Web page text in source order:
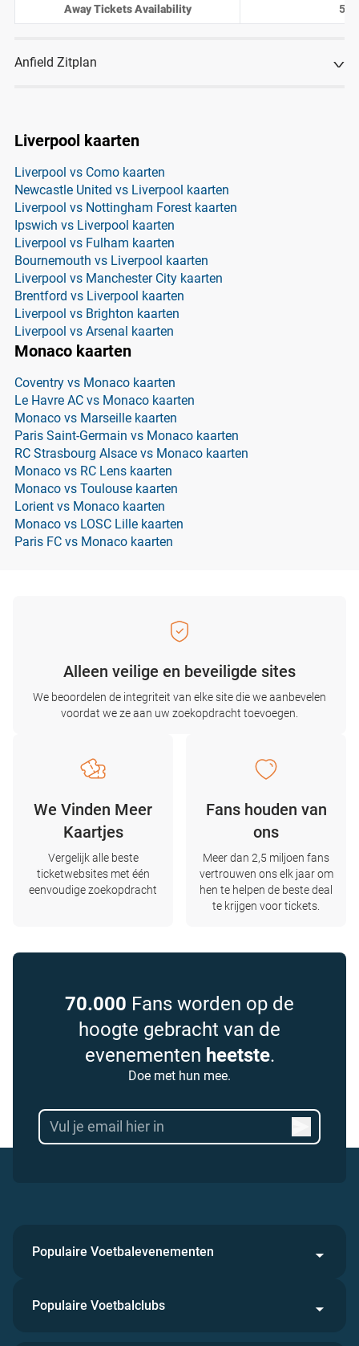
Away Tickets Availability 54
Anfield Zitplan
Liverpool kaarten
Liverpool vs Como kaarten
Newcastle United vs Liverpool kaarten
Liverpool vs Nottingham Forest kaarten
Ipswich vs Liverpool kaarten
Liverpool vs Fulham kaarten
Bournemouth vs Liverpool kaarten
Liverpool vs Manchester City kaarten
Brentford vs Liverpool kaarten
Liverpool vs Brighton kaarten
Liverpool vs Arsenal kaarten
Monaco kaarten
Coventry vs Monaco kaarten
Le Havre AC vs Monaco kaarten
Monaco vs Marseille kaarten
Paris Saint-Germain vs Monaco kaarten
RC Strasbourg Alsace vs Monaco kaarten
Monaco vs RC Lens kaarten
Monaco vs Toulouse kaarten
Lorient vs Monaco kaarten
Monaco vs LOSC Lille kaarten
Paris FC vs Monaco kaarten
Alleen veilige en beveiligde sites
We beoordelen de integriteit van elke site die we aanbevelen
voordat we ze aan uw zoekopdracht toevoegen.
We Vinden Meer
Kaartjes
Vergelijk alle beste
ticketwebsites met één
eenvoudige zoekopdracht
Fans houden van
ons
Meer dan 2,5 miljoen fans
vertrouwen ons elk jaar om
hen te helpen de beste deal
te krijgen voor tickets.
70.000 Fans worden op de
hoogte gebracht van de
evenementen heetste.
Doe met hun mee.
Populaire Voetbalevenementen
Populaire Voetbalclubs